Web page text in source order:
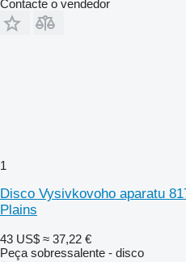
Contacte o vendedor
1
Disco Vysivkovoho aparatu
Plains
43 US$ ≈ 37,22 €
Peça sobressalente - disco